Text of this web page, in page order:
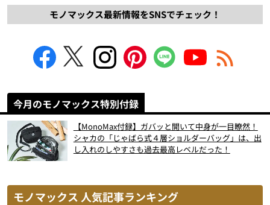
モノマックス最新情報をSNSでチェック！
今月のモノマックス特別付録
【MonoMax付録】ガバッと開いて中身が一目瞭然！
シャカの「じゃばら式４層ショルダーバッグ」は、出
し入れのしやすさも過去最高レベルだった！
モノマックス 人気記事ランキング